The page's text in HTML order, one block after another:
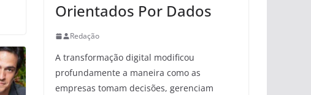
Orientados Por Dados
Redação
A transformação digital modificou
profundamente a maneira como as
empresas tomam decisões, gerenciam